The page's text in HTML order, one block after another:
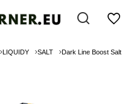
LIQUIDY SALT Dark Line Boost Salt